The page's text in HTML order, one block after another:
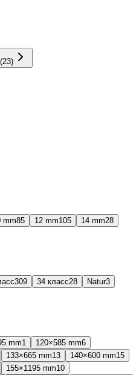
(23)
mm85 12 mm105 14 mm28
309 34 класс28 Natur3
mm1 120×585 mm6
133×665 mm13 140×600 mm15
155×1195 mm10